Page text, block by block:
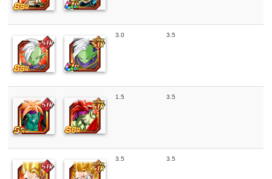
3.0 3.5
1.5 3.5
3.5 3.5